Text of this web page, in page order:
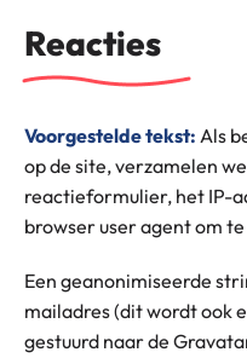
Reacties
Voorgestelde tekst: Als
op de site, verzamelen
reactieformulier, het IP-
browser user agent om
Een geanonimiseerde
mailadres (dit wordt ook
gestuurd naar de